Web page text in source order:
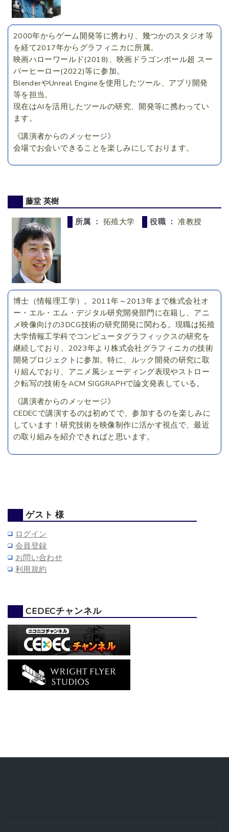
2000年からゲーム開発等に携わり、幾つかのスタジオ等
を経て2017年からグラフィニカに所属。
映画ハローワールド(2018)、映画ドラゴンボール超 スー
パーヒーロー(2022)等に参加。
BlenderやUnreal Engineを使用したツール、アプリ開発
等を担当。
現在はAIを活用したツールの研究、開発等に携わってい
ます。
《講演者からのメッセージ》
会場でお会いできることを楽しみにしております。
藤堂 英樹
所属 ： 拓殖大学 役職 ：准教授
博士（情報理工学）。2011年～2013年まで株式会社オ
ー・エル・エム・デジタル研究開発部門に在籍し、アニ
メ映像向けの3DCG技術の研究開発に関わる。現職は拓殖
大学情報工学科でコンピュータグラフィックスの研究を
継続しており、2023年より株式会社グラフィニカの技術
開発プロジェクトに参加。特に、ルック開発の研究に取
り組んでおり、アニメ風シェーディング表現やストロー
ク転写の技術をACM SIGGRAPHで論文発表している。
《講演者からのメッセージ》
CEDECで講演するのは初めてで、参加するのを楽しみに
しています！研究技術を映像制作に活かす視点で、最近
の取り組みを紹介できればと思います。
ゲスト 様
ログイン
会員登録
お問い合わせ
利用規約
CEDECチャンネル